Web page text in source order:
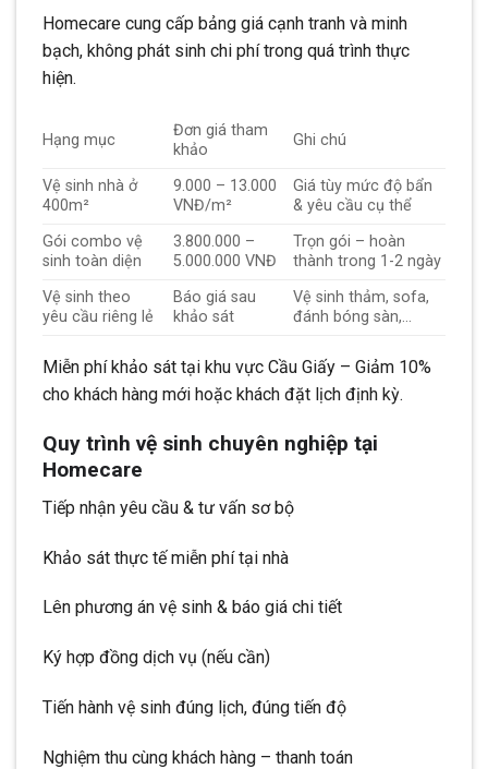
Homecare cung cấp bảng giá cạnh tranh và minh
bạch, không phát sinh chi phí trong quá trình thực
hiện.
Hạng mục
Đơn giá tham
khảo
Ghi chú
Vệ sinh nhà ở
400m²
9.000 – 13.000
VNĐ/m²
Giá tùy mức độ bẩn
& yêu cầu cụ thể
Gói combo vệ
sinh toàn diện
3.800.000 –
5.000.000 VNĐ
Trọn gói – hoàn
thành trong 1-2 ngày
Vệ sinh theo
yêu cầu riêng lẻ
Báo giá sau
khảo sát
Vệ sinh thảm, sofa,
đánh bóng sàn,…
Miễn phí khảo sát tại khu vực Cầu Giấy – Giảm 10%
cho khách hàng mới hoặc khách đặt lịch định kỳ.
Quy trình vệ sinh chuyên nghiệp tại
Homecare
Tiếp nhận yêu cầu & tư vấn sơ bộ
Khảo sát thực tế miễn phí tại nhà
Lên phương án vệ sinh & báo giá chi tiết
Ký hợp đồng dịch vụ (nếu cần)
Tiến hành vệ sinh đúng lịch, đúng tiến độ
Nghiệm thu cùng khách hàng – thanh toán